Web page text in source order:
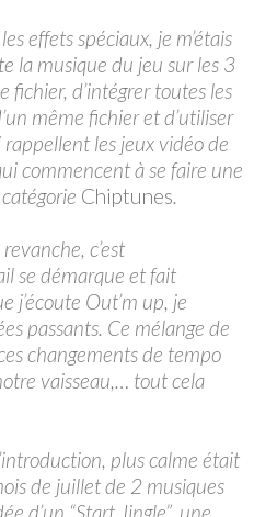
effets spéciaux, je m’étais
la musique du jeu sur les 3
fichier, d’intégrer toutes les
même fichier et d’utiliser
rappellent les jeux vidéo de
commencent à se faire une
Chiptunes.
c’est
se démarque et fait
j’écoute Out’m up, je
passants. Ce mélange de
changements de tempo
vaisseau,… tout cela
plus calme était
de juillet de 2 musiques